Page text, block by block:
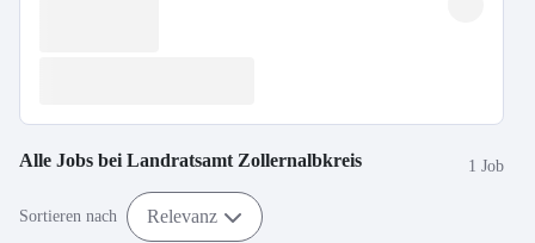
Alle Jobs bei Landratsamt Zollernalbkreis 1 Job
Sortieren nach Relevanz